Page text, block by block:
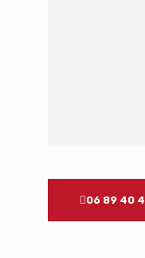
06 89 40